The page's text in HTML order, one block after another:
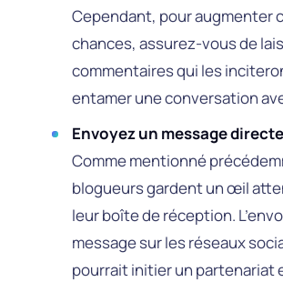
Cependant, pour augmenter
chances, assurez-vous de
commentaires qui les
entamer une conversation
Envoyez un message
Comme mentionné
blogueurs gardent un œil
leur boîte de réception.
message sur les réseaux
pourrait initier un partenariat